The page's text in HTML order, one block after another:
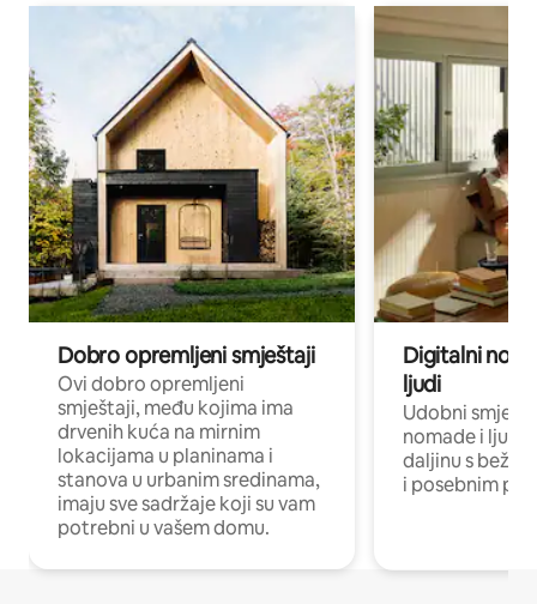
Dobro opremljeni smještaji
Ovi dobro opremljeni
smještaji, među kojima ima
drvenih kuća na mirnim
lokacijama u planinama i
stanova u urbanim sredinama,
imaju sve sadržaje koji su vam
potrebni u vašem domu.
Digitalni
ljudi
Udobni
nomade i ljude
daljinu s
i posebnim